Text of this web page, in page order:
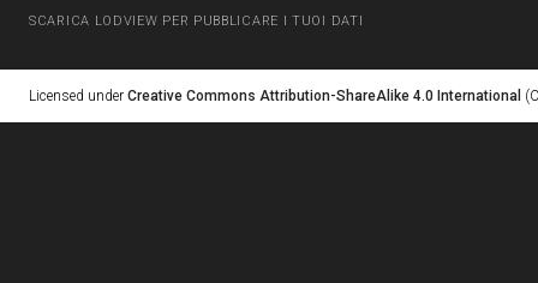
SCARICA LODVIEW PER PUBBLICARE I TUOI DATI
Licensed under Creative Commons Attribution-ShareAlike 4.0 International